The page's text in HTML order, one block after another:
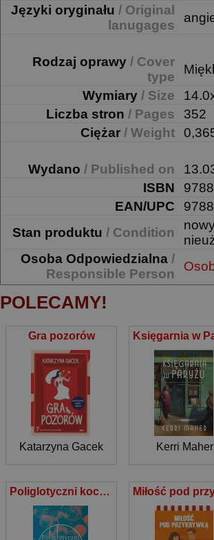
Języki oryginału / Original
lanugages
Rodzaj oprawy / Cover
type
Wymiary / Size
Liczba stron / Pages
352
Ciężar / Weight
Wydano / Published on
ISBN
EAN/UPC
Stan produktu / Condition
Osoba Odpowiedzialna /
Responsible Person
POLECAMY!
Gra pozorów
Katarzyna Gacek Kerri Maher
Poliglotyczni kochankowie